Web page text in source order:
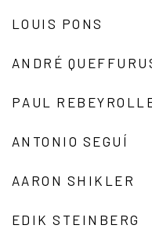
LOUIS PONS
ANDRÉ
PAUL
ANTONIO SEGUÍ
AARON SHIKLER
EDIK STEINBERG